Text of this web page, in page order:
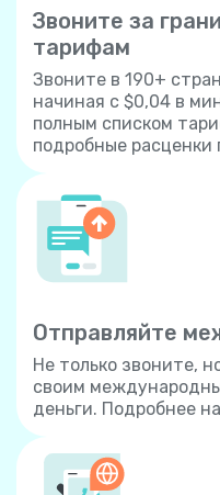
Звоните за
тарифам
Звоните в 190+
начиная с $0,04 в
полным списком
подробные
Отправляйте
Не только звоните,
своим
деньги. Подробнее